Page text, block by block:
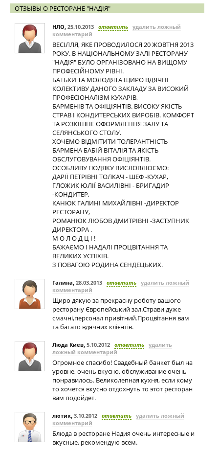
ОТЗЫВЫ О РЕСТОРАНЕ "НАДІЯ"
НЛО, 25.10.2013 ответить удалить ложный
комментарий
ВЕСІЛЛЯ, ЯКЕ ПРОВОДИЛОСЯ 20 ЖОВТНЯ 2013
РОКУ. В НАЦІОНАЛЬНОМУ ЗАЛІ РЕСТОРАНУ
"НАДІЯ" БУЛО ОРГАНІЗОВАНО НА ВИЩОМУ
ПРОФЕСІЙНОМУ РІВНІ.
БАТЬКИ ТА МОЛОДЯТА ЩИРО ВДЯЧНІ
КОЛЕКТИВУ ДАНОГО ЗАКЛАДУ ЗА ВИСОКИЙ
ПРОФЕСІОНАЛІЗМ КУХАРІВ,
БАРМЕНІВ ТА ОФІЦІЯНТІВ. ВИСОКУ ЯКІСТЬ
СТРАВ І КОНДИТЕРСЬКИХ ВИРОБІВ. КОМФОРТ
ТА РОЗКІШНЕ ОФОРМЛЕННЯ ЗАЛУ ТА
СЕЛЯНСЬКОГО СТОЛУ.
ХОЧЕМО ВІДМІТИТИ ТОЛЕРАНТНІСТЬ
БАРМЕНА БАБІЙ ВІТАЛІЯ ТА ЯКІСТЬ
ОБСЛУГОВУВАННЯ ОФІЦІЯНТІВ.
ОСОБЛИВУ ПОДЯКУ ВИСЛОВЛЮЄМО:
ДАРІЇ ПЕТРІВНІ ТОЛКАЧ - ШЕФ -КУХАР,
ГЛОЖИК ЮЛІЇ ВАСИЛІВНІ - БРИГАДИР
-КОНДИТЕР,
КАНЮК ГАЛИНІ МИХАЙЛІВНІ -ДИРЕКТОР
РЕСТОРАНУ,
РОМАНЮК ЛЮБОВ ДМИТРІВНІ -ЗАСТУПНИК
ДИРЕКТОРА .
М О Л О Д Ц І !
БАЖАЄМО І НАДАЛІ ПРОЦВІТАННЯ ТА
ВЕЛИКИХ УСПІХІВ.
З ПОВАГОЮ РОДИНА СЕНДЕЦЬКИХ.
Галина, 28.03.2013 ответить удалить ложный
комментарий
Щиро дякую за прекрасну роботу вашого
ресторану Європейський зал.Страви дуже
смачні,персонал привітний.Процвітання вам
та багато вдячних клієнтів.
Люда Киев, 5.10.2012 ответить удалить
ложный комментарий
Огромное спасибо! Свадебный банкет был на
уровне, очень вкусно, обслуживание очень
понравилось. Великолепная кухня, если кому
то хочется вкусно отдохнуть то этот ресторан
вам подойдет.
лютик, 3.10.2012 ответить удалить ложный
комментарий
Блюда в ресторане Надия очень интересные и
вкусные, рекомендую всем.